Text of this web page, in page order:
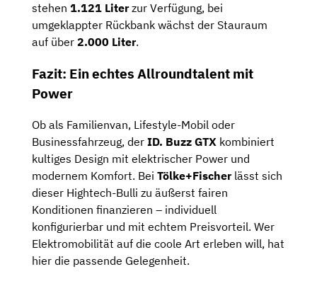
stehen 1.121 Liter zur Verfügung, bei
umgeklappter Rückbank wächst der Stauraum
auf über 2.000 Liter.
Fazit: Einechtes Allroundtalent mit
Power
Ob als Familienvan, Lifestyle-Mobil oder
Businessfahrzeug, der ID. Buzz GTX kombiniert
kultiges Design mit elektrischer Power und
modernem Komfort. Bei Tölke+Fischer lässt sich
dieser Hightech-Bulli zu äußerst fairen
Konditionen finanzieren – individuell
konfigurierbar und mit echtem Preisvorteil. Wer
Elektromobilität auf die coole Art erleben will, hat
hier die passende Gelegenheit.